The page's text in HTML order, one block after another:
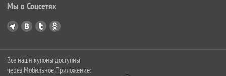
Мы в Соцсетях
Все наши купоны доступны
через Мобильное Приложение: